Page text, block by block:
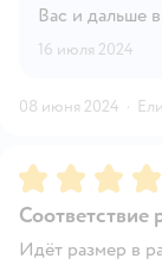
Вас и дальше
16 июля 2024
08 июня 2024 ·
Рейтинг:5
Соответствие
Идёт размер в